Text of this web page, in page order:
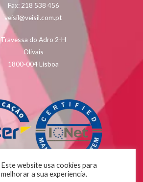
Fax: 218 538 456
veisil@veisil.com.pt
Travessa do Adro 2-H
Olivais
1800-004 Lisboa
Este website usa cookies para
melhorar a sua experiencia.